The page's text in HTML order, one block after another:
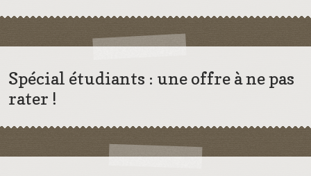
Spécial étudiants : une offre à ne pas
rater !